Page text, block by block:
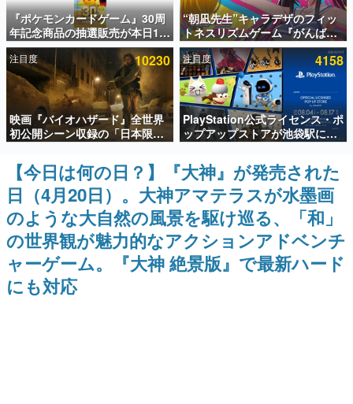
アプリセール情報
インタビュー
連載・特集一覧
殿堂入り記事
SNS拡散数が数千以上！ ページビュー数万以上！ などな
ど。多くの人々に読まれた、電ファミ渾身の“殿堂入り”記
事をまとめました。
ゲームの企画書
名作ゲームクリエイターの方々に製作時のエピソードをお
聞きし、ヒットする企画（ゲーム）とは何か？を探ってい
きます。
赫本
この物語を解いてはいけない。『赫本』は、〈試験問題〉
の形をした短編ホラー小説集です。
『ポケモンカードゲーム』30周
年記念商品の抽選販売が本日12
時より開始。拡張パック「30th
CELEBRATION」のボックス
に、「プレミアムデッキセット
エーフィ・ブラッキー」
「FUTURISTIC BOX」の計3商
品
“朝凪先生”キャラデザのフィッ
トネスリズムゲーム『がんば
れ！チアリズム』Steamストア
ページが公開。キャラクターの
CVは陽向葵ゅかさん
注目度 10230
映画『バイオハザード』全世界
初公開シーン収録の「日本限
定」予告映像が解禁。バイオの
日（8月10日）にあわせて、
「ラクーンシティ総合病院」へ
行く配達人の姿が披露
注目度 4158
PlayStation公式ライセンス・ポ
ップアップストアが池袋駅にて
期間限定で開催。夏のアパレル
や『ブラッドボーン』の新作ア
イテムが登場
【今日は何の日？】『大神』が発売された
日（4月20日）。大神アマテラスが水墨画
のような大自然の風景を駆け巡る、「和」
の世界観が魅力的なアクションアドベンチ
ャーゲーム。『大神 絶景版』で最新ハード
にも対応